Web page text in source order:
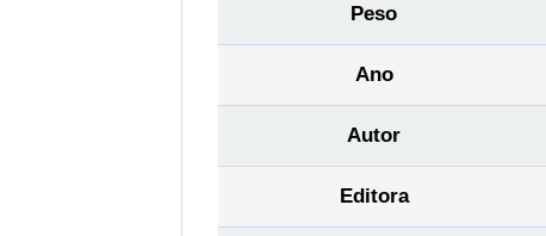
Peso
Ano
Autor
Editora